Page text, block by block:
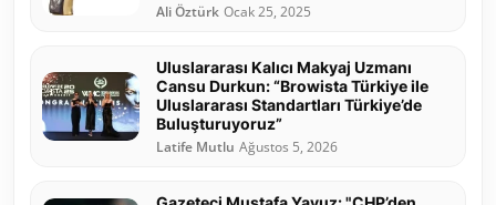
Ali Öztürk Ocak 25, 2025
Uluslararası Kalıcı Makyaj Uzmanı
Cansu Durkun: “Browista Türkiye ile
Uluslararası Standartları Türkiye’de
Buluşturuyoruz”
Latife Mutlu Ağustos 5, 2026